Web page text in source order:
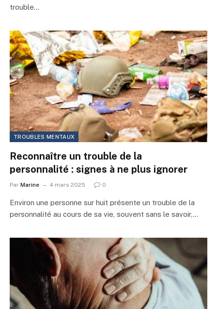
trouble…
TROUBLES MENTAUX
Reconnaître un trouble de la
personnalité : signes à ne plus ignorer
Par Marine 4 mars 2025 0
Environ une personne sur huit présente un trouble de la
personnalité au cours de sa vie, souvent sans le savoir,…